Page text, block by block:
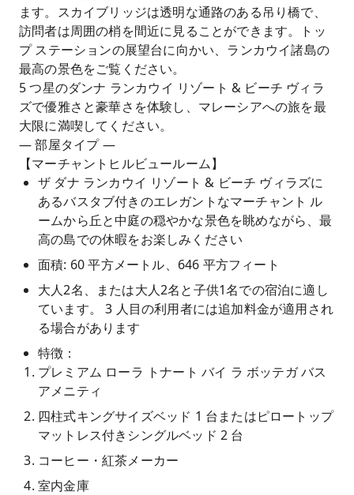
ます。スカイブリッジは透明な通路のある吊り橋で、
訪問者は周囲の梢を間近に見ることができます。トッ
プ ステーションの展望台に向かい、ランカウイ諸島の
最高の景色をご覧ください。
5 つ星のダンナ ランカウイ リゾート & ビーチ ヴィラ
ズで優雅さと豪華さを体験し、マレーシアへの旅を最
大限に満喫してください。
— 部屋タイプ —
【マーチャントヒルビュールーム】
ザ ダナ ランカウイ リゾート & ビーチ ヴィラズに
あるバスタブ付きのエレガントなマーチャント ル
ームから丘と中庭の穏やかな景色を眺めながら、最
高の島での休暇をお楽しみください
面積: 60 平方メートル、646 平方フィート
大人2名、または大人2名と子供1名での宿泊に適し
ています。 3 人目の利用者には追加料金が適用され
る場合があります
特徴：
プレミアム ローラ トナート バイ ラ ボッテガ バス
アメニティ
四柱式キングサイズベッド 1 台またはピロートップ
マットレス付きシングルベッド 2 台
コーヒー・紅茶メーカー
室内金庫